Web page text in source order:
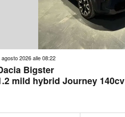
agosto 2026 alle 08:22
Bigster
mild hybrid Journey 140cv